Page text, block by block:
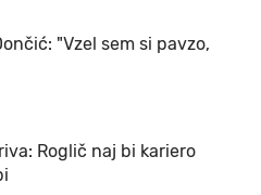
"Vzel sem si pavzo,
Roglič naj bi kariero